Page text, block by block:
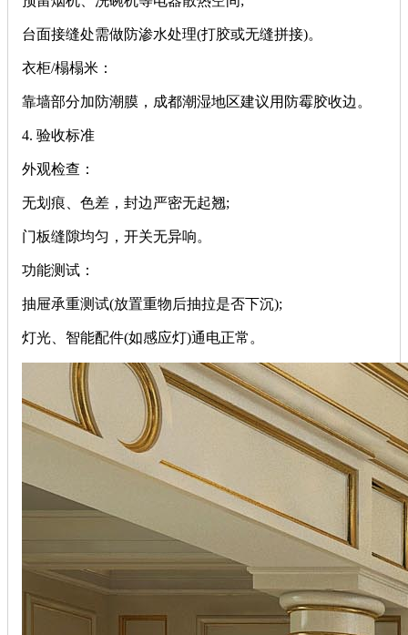
台面接缝处需做防渗水处理(打胶或无缝拼接)。
‌衣柜/榻榻米‌：
靠墙部分加防潮膜，成都潮湿地区建议用防霉胶收边。
‌4. 验收标准‌
‌外观检查‌：
无划痕、色差，封边严密无起翘;
门板缝隙均匀，开关无异响。
‌功能测试‌：
抽屉承重测试(放置重物后抽拉是否下沉);
灯光、智能配件(如感应灯)通电正常。